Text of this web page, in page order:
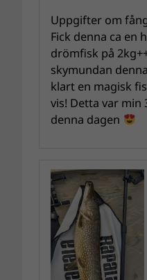
Uppgifter om
Fick denna ca en
drömfisk på
skymundan
klart en magisk
vis! Detta var min
denna dagen